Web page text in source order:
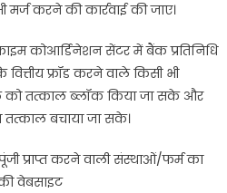
करने की कार्रवाई की जाए।
कोआर्डिनेशन सेंटर में बैंक प्रतिनिधि
वित्तीय फ्रॉड करने वाले किसी भी
को तत्काल ब्लॉक किया जा सके और
तत्काल बचाया जा सके।
प्राप्त करने वाली संस्थाओं/फर्म का
वेबसाइट